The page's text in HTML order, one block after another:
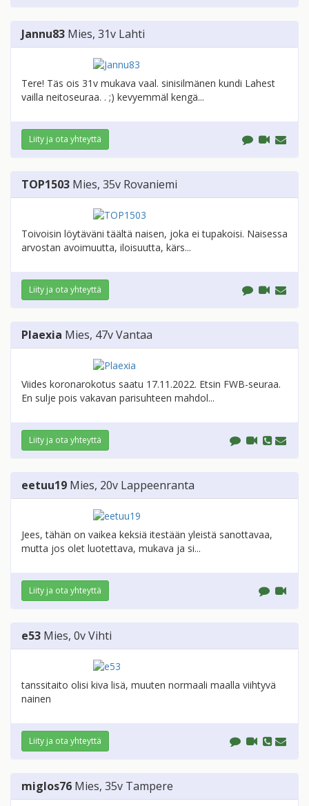
Jannu83 Mies, 31v Lahti
Tere! Täs ois 31v mukava vaal. sinisilmänen kundi Lahest
vailla neitoseuraa. . ;) kevyemmäl kengä...
Liity ja ota yhteyttä
TOP1503 Mies, 35v Rovaniemi
Toivoisin löytäväni täältä naisen, joka ei tupakoisi. Naisessa
arvostan avoimuutta, iloisuutta, kärs...
Liity ja ota yhteyttä
Plaexia Mies, 47vVantaa
Viides koronarokotus saatu 17.11.2022. Etsin FWB-seuraa.
En sulje pois vakavan parisuhteen mahdol...
Liity ja ota yhteyttä
eetuu19 Mies, 20v Lappeenranta
Jees, tähän on vaikea keksiä itestään yleistä sanottavaa,
mutta jos olet luotettava, mukava ja si...
Liity ja ota yhteyttä
e53 Mies, 0vVihti
tanssitaito olisi kiva lisä, muuten normaali maalla viihtyvä
nainen
Liity ja ota yhteyttä
miglos76 Mies, 35v Tampere